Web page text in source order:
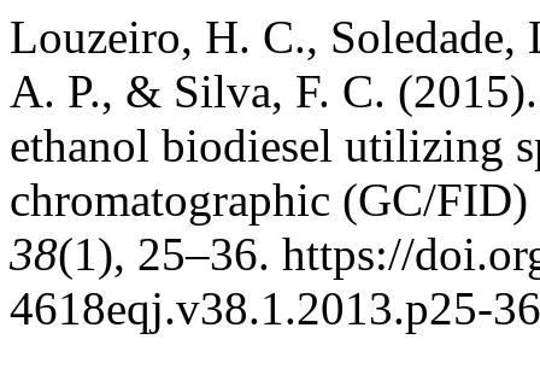
Louzeiro, H. C.,
A. P., & Silva, F. C.
ethanol biodiesel utilizing
chromatographic (GC/
38(1), 25–36. https://
4618eqj.v38.1.2013.p25-36